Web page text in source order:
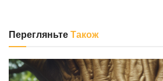
ПерегляньтеТакож